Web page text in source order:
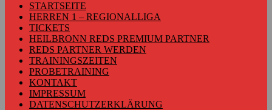
STARTSEITE
HERREN 1 – REGIONALLIGA
TICKETS
HEILBRONN REDS PREMIUM PARTNER
REDS PARTNER WERDEN
TRAININGSZEITEN
PROBETRAINING
KONTAKT
IMPRESSUM
DATENSCHUTZERKLÄRUNG